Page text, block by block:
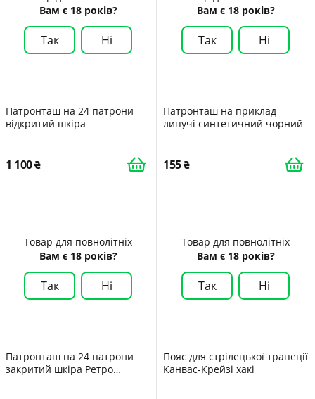
Вам є 18 років?
Так Ні
Патронташ на 24 патрони
відкритий шкіра
1 100
Вам є 18 років?
Так Ні
Патронташ на приклад
липучі синтетичний чорний
155
Товар для повнолітніх
Вам є 18 років?
Так Ні
Патронташ на 24 патрони
закритий шкіра Ретро
Товар для повнолітніх
Вам є 18 років?
Так Ні
Пояс для стрілецької трапеції
Канвас-Крейзі хакі